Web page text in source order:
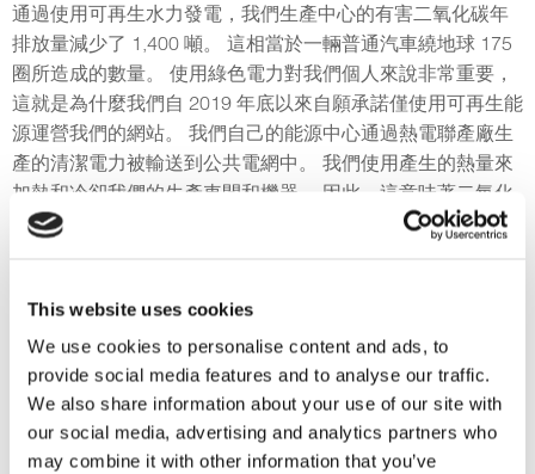
This website uses cookies
We use cookies to personalise content and ads, to
provide social media features and to analyse our traffic.
We also share information about your use of our site with
our social media, advertising and analytics partners who
may combine it with other information that you’ve
通過使用可再生水力發電，我們生產中心的有害二氧化碳年
排放量減少了 1,400 噸。 這相當於一輛普通汽車繞地球 175
圈所造成的數量。 使用綠色電力對我們個人來說非常重要，
這就是為什麼我們自 2019 年底以來自願承諾僅使用可再生能
源運營我們的網站。 我們自己的能源中心通過熱電聯產廠生
產的清潔電力被輸送到公共電網中。 我們使用產生的熱量來
加熱和冷卻我們的生產車間和機器。 因此，這意味著二氧化
碳排放量幾乎為零。